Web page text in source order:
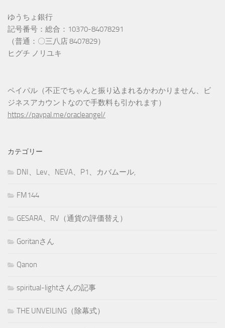
ゆうちょ銀行
記号番号：総合：10370-84078291
（普通：〇三八店 8407829）
ヒグチ ノリユキ
ペイパル（不正でちゃんと振り込まれるかわかりません、ビ
ジネスアカウントなので手数料も引かれます）
https://paypal.me/oracleangel/
カテゴリー
DNI、Lev、NEVA、P1、カバムール,
FM144
GESARA、RV（通貨の評価替え）
Goritanさん
Qanon
spiritual-lightさんの記事
THE UNVEILING（除幕式）